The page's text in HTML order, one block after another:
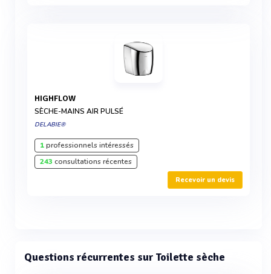
HIGHFLOW
SÈCHE-MAINS AIR PULSÉ
DELABIE®
1professionnels intéressés
243 consultations récentes
Recevoir un devis
Questions récurrentes sur Toilette sèche